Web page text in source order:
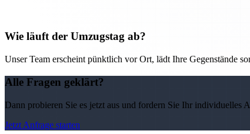
Wie läuft der Umzugstag ab?
Unser Team erscheint pünktlich vor Ort, lädt Ihre Gegenstände
Alle Fragen geklärt?
Dann probieren Sie es jetzt aus und fordern Sie Ihr individuelles
Jetzt Anfrage starten